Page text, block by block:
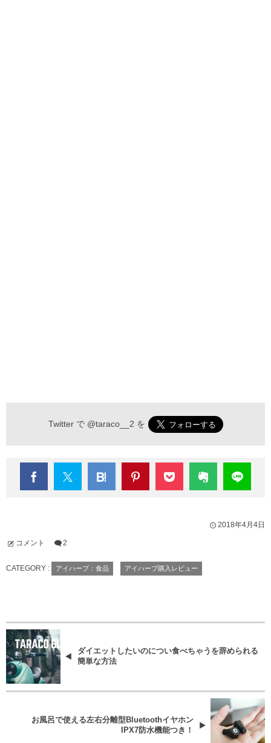
Twitter で @taraco__2 を
2018年4月4日
コメント 2
CATEGORY : アイハーブ：食品 アイハーブ購入レビュー
ダイエットしたいのについ食べちゃうを辞められる
簡単な方法
お風呂で使える左右分離型Bluetoothイヤホン
IPX7防水機能つき！